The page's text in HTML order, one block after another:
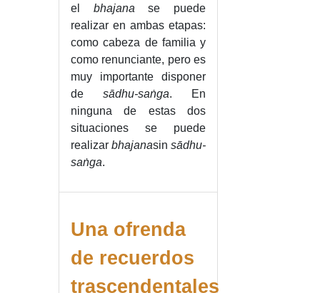
el bhajana se puede
realizar en ambas etapas:
como cabeza de familia y
como renunciante, pero es
muy importante disponer
de sādhu-saṅga. En
ninguna de estas dos
situaciones se puede
realizar bhajanasin sādhu-
saṅga.
Una ofrenda
de recuerdos
trascendentales